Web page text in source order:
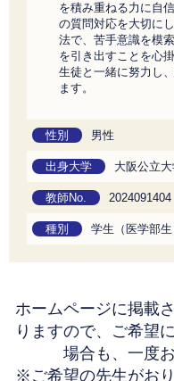
を積み重ねる力に自
の質問対応を大切に
法で、苦手意識を模
を引き出すことを心
生徒と一緒に努力し
ます。
性別 男性
出身大学 大阪公立
教師No. 2024091404
種別 学生（医学部生
ホームページに掲載
りますので、 ご希望
場合も、一度
※ご希望の先生がお